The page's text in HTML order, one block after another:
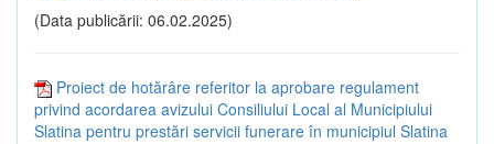
(Data publicării: 06.02.2025)
Proiect de hotărâre referitor la aprobare regulament
privind acordarea avizului Consiliului Local al Municipiului
Slatina pentru prestări servicii funerare în municipiul Slatina